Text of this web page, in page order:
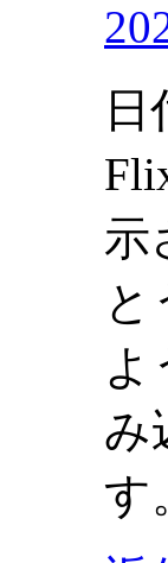
示
と
よ
み
す